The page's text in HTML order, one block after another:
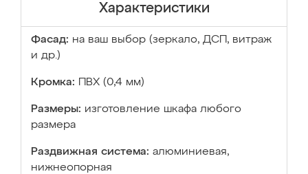
Характеристики
Фасад: на ваш выбор (зеркало, ДСП, витраж
и др.)
Кромка: ПВХ (0,4 мм)
Размеры: изготовление шкафа любого
размера
Раздвижная система: алюминиевая,
нижнеопорная